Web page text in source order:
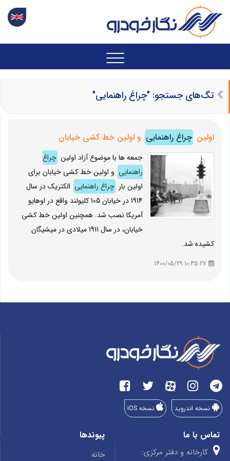
تگ‌های جستجو: "چراغ راهنمایی"
اولین چراغ راهنمایی و اولین خط کشی خیابان
جمعه ها با موضوع آزاد اولین چراغ
راهنمایی و اولین خط کشی خیابان برای
اولین بار چراغ راهنمایی الکتریک در سال
1914 در خیابان 105 کلیولند واقع در اوهایو
آمریکا نصب شد. همچنین اولین خط کشی
خیابان، در سال 1911 میلادی در میشیگان
کشیده شد.
نسخه اندروید نسخه iOS
تماس با ما
کارخانه و دفتر مرکزی:
پیوندها
خانه